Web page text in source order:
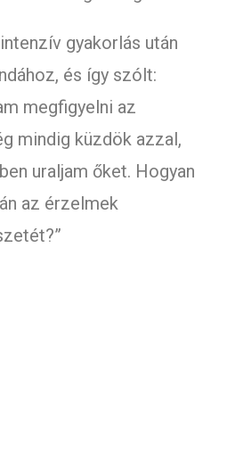
gyakorlás után
és így szólt:
megfigyelni az
mindig küzdök azzal,
uraljam őket. Hogyan
az érzelmek